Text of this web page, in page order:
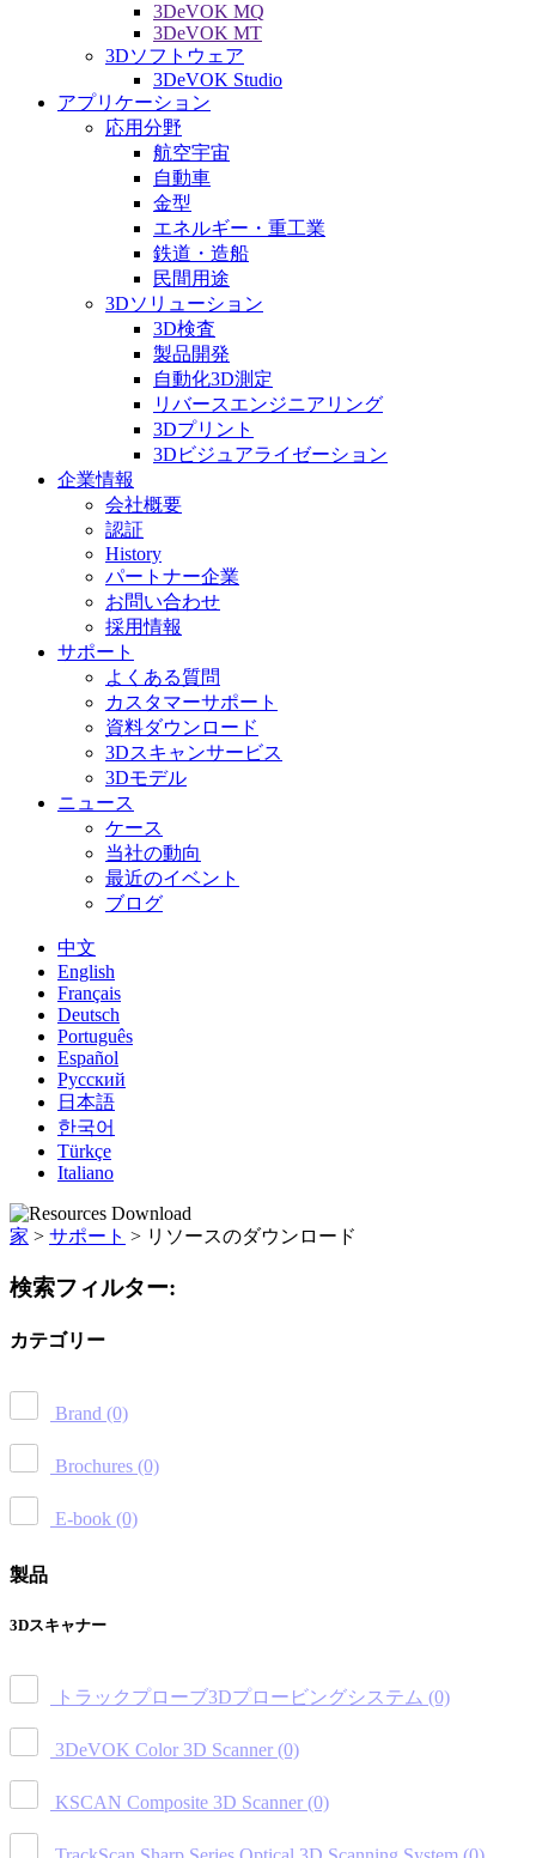
3DeVOK MQ
3DeVOK MT
3Dソフトウェア
3DeVOK Studio
アプリケーション
応用分野
航空宇宙
自動車
金型
エネルギー・重工業
鉄道・造船
民間用途
3Dソリューション
3D検査
製品開発
自動化3D測定
リバースエンジニアリング
3Dプリント
3Dビジュアライゼーション
企業情報
会社概要
認証
History
パートナー企業
お問い合わせ
採用情報
サポート
よくある質問
カスタマーサポート
資料ダウンロード
3Dスキャンサービス
3Dモデル
ニュース
ケース
当社の動向
最近のイベント
ブログ
中文
English
Français
Deutsch
Português
Español
Русский
日本語
한국어
Türkçe
Italiano
家 > サポート > リソースのダウンロード
検索フィルター:
カテゴリー
Brand (0)
Brochures (0)
E-book (0)
製品
3Dスキャナー
トラックプローブ3Dプロービングシステム (0)
3DeVOK Color 3D Scanner (0)
KSCAN Composite 3D Scanner (0)